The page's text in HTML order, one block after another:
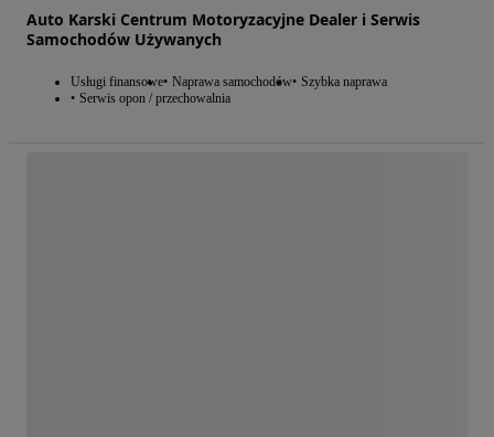
Auto Karski Centrum Motoryzacyjne Dealer i Serwis
Samochodów Używanych
Usługi finansowe Naprawa samochodów Szybka naprawa
Serwis opon / przechowalnia